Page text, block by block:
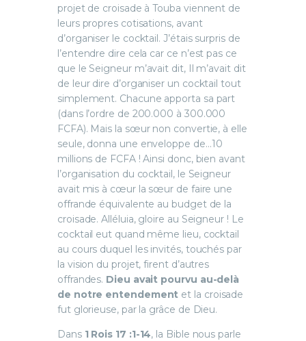
projet de croisade à Touba viennent de
leurs propres cotisations, avant
d’organiser le cocktail. J’étais surpris de
l’entendre dire cela car ce n’est pas ce
que le Seigneur m’avait dit, Il m’avait dit
de leur dire d’organiser un cocktail tout
simplement. Chacune apporta sa part
(dans l’ordre de 200.000 à 300.000
FCFA). Mais la sœur non convertie, à elle
seule, donna une enveloppe de…10
millions de FCFA ! Ainsi donc, bien avant
l’organisation du cocktail, le Seigneur
avait mis à cœur la sœur de faire une
offrande équivalente au budget de la
croisade. Alléluia, gloire au Seigneur ! Le
cocktail eut quand même lieu, cocktail
au cours duquel les invités, touchés par
la vision du projet, firent d’autres
offrandes. Dieu avait pourvu au-delà
de notre entendement et la croisade
fut glorieuse, par la grâce de Dieu.
Dans1 Rois 17 :1-14, la Bible nous parle